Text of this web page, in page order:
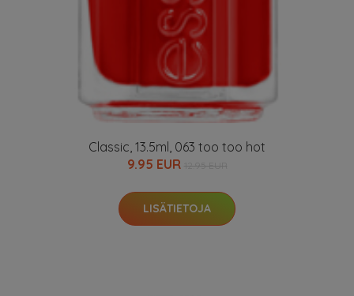
Classic, 13.5ml, 063 too too hot
9.95 EUR
LISÄTIETOJA